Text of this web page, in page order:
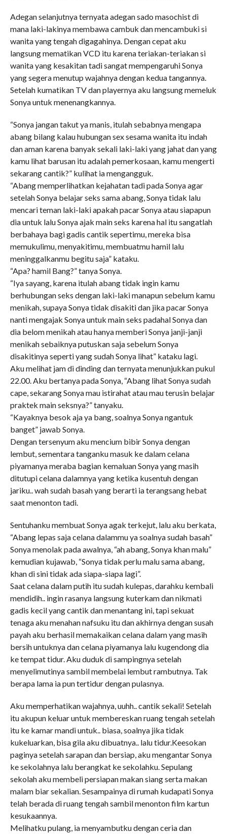
Adegan selanjutnya ternyata adegan sado masochist di
mana laki-lakinya membawa cambuk dan mencambuki si
wanita yang tengah digagahinya. Dengan cepat aku
langsung mematikan VCD itu karena teriakan-teriakan si
wanita yang kesakitan tadi sangat mempengaruhi Sonya
yang segera menutup wajahnya dengan kedua tangannya.
Setelah kumatikan TV dan playernya aku langsung memeluk
Sonya untuk menenangkannya.
“Sonya jangan takut ya manis, itulah sebabnya mengapa
abang bilang kalau hubungan sex sesama wanita itu indah
dan aman karena banyak sekali laki-laki yang jahat dan yang
kamu lihat barusan itu adalah pemerkosaan, kamu mengerti
sekarang cantik?” kulihat ia mengangguk.
“Abang memperlihatkan kejahatan tadi pada Sonya agar
setelah Sonya belajar seks sama abang, Sonya tidak lalu
mencari teman laki-laki apakah pacar Sonya atau siapapun
dia untuk lalu Sonya ajak main seks karena hal itu sangatlah
berbahaya bagi gadis cantik sepertimu, mereka bisa
memukulimu, menyakitimu, membuatmu hamil lalu
meninggalkanmu begitu saja” kataku.
“Apa? hamil Bang?” tanya Sonya.
“Iya sayang, karena itulah abang tidak ingin kamu
berhubungan seks dengan laki-laki manapun sebelum kamu
menikah, supaya Sonya tidak disakiti dan jika pacar Sonya
nanti mengajak Sonya untuk main seks padahal Sonya dan
dia belom menikah atau hanya memberi Sonya janji-janji
menikah sebaiknya putuskan saja sebelum Sonya
disakitinya seperti yang sudah Sonya lihat” kataku lagi.
Aku melihat jam di dinding dan ternyata menunjukkan pukul
22.00. Aku bertanya pada Sonya, “Abang lihat Sonya sudah
cape, sekarang Sonya mau istirahat atau mau terusin belajar
praktek main seksnya?” tanyaku.
“Kayaknya besok aja ya bang, soalnya Sonya ngantuk
banget” jawab Sonya.
Dengan tersenyum aku mencium bibir Sonya dengan
lembut, sementara tanganku masuk ke dalam celana
piyamanya meraba bagian kemaluan Sonya yang masih
ditutupi celana dalamnya yang ketika kusentuh dengan
jariku.. wah sudah basah yang berarti ia terangsang hebat
saat menonton tadi.
Sentuhanku membuat Sonya agak terkejut, lalu aku berkata,
“Abang lepas saja celana dalammu ya soalnya sudah basah”
Sonya menolak pada awalnya, “ah abang, Sonya khan malu”
kemudian kujawab, “Sonya tidak perlu malu sama abang,
khan di sini tidak ada siapa-siapa lagi”.
Saat celana dalam putih itu sudah kulepas, darahku kembali
mendidih.. ingin rasanya langsung kuterkam dan nikmati
gadis kecil yang cantik dan menantang ini, tapi sekuat
tenaga aku menahan nafsuku itu dan akhirnya dengan susah
payah aku berhasil memakaikan celana dalam yang masih
bersih untuknya dan celana piyamanya lalu kugendong dia
ke tempat tidur. Aku duduk di sampingnya setelah
menyelimutinya sambil membelai lembut rambutnya. Tak
berapa lama ia pun tertidur dengan pulasnya.
Aku memperhatikan wajahnya, uuhh.. cantik sekali! Setelah
itu akupun keluar untuk membereskan ruang tengah setelah
itu ke kamar mandi untuk.. biasa, soalnya jika tidak
kukeluarkan, bisa gila aku dibuatnya.. lalu tidur.Keesokan
paginya setelah sarapan dan bersiap, aku mengantar Sonya
ke sekolahnya lalu berangkat ke sekolahku. Sepulang
sekolah aku membeli persiapan makan siang serta makan
malam biar sekalian. Sesampainya di rumah kudapati Sonya
telah berada di ruang tengah sambil menonton film kartun
kesukaannya.
Melihatku pulang, ia menyambutku dengan ceria dan